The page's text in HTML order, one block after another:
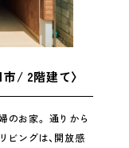
/ 2階建て〉
のお家。 通りから
ビングは、開放感